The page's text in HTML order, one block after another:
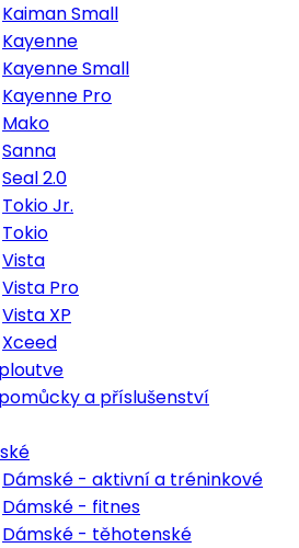
Kaiman Small
Kayenne
Kayenne Small
Kayenne Pro
Mako
Sanna
Seal 2.0
Tokio Jr.
Tokio
Vista
Vista Pro
Vista XP
Xceed
a příslušenství
Dámské - aktivní a tréninkové
Dámské - fitnes
Dámské - těhotenské